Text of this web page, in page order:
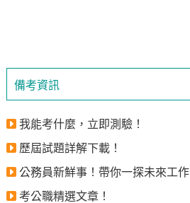
備考資訊
我能考什麼，立即測驗！
歷屆試題詳解下載！
公務員新鮮事！帶你一探未來工作
考公職精選文章！